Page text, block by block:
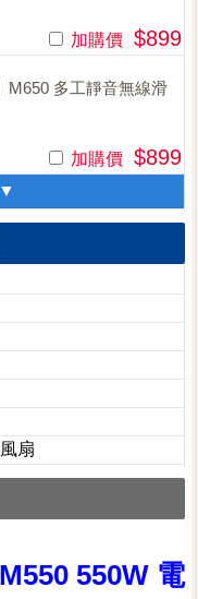
加購價 $899
M650 多工靜音無線滑
加購價 $899
扇
550W 電